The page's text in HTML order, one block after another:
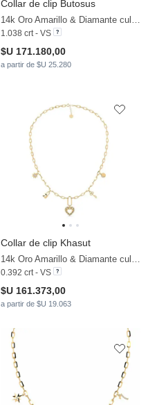
Collar de clip Butosus
14k Oro Amarillo & Diamante cultivado en laboratorio
1.038 crt - VS
$U 171.180,00
a partir de $U 25.280
Collar de clip Khasut
14k Oro Amarillo & Diamante cultivado en laboratorio
0.392 crt - VS
$U 161.373,00
a partir de $U 19.063